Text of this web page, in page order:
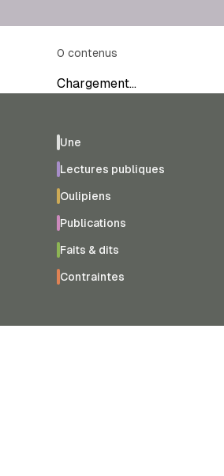
0 contenus
Chargement…
Une
Lectures publiques
Oulipiens
Publications
Faits & dits
Contraintes